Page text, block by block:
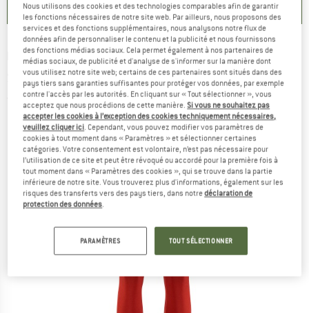
ULVANG - Women's Hero Tights Baselayer -
Sous-vêtement mérinos
(0)
Nous utilisons des cookies et des technologies comparables afin de garantir
les fonctions nécessaires de notre site web. Par ailleurs, nous proposons des
services et des fonctions supplémentaires, nous analysons notre flux de
données afin de personnaliser le contenu et la publicité et nous fournissons
des fonctions médias sociaux. Cela permet également à nos partenaires de
médias sociaux, de publicité et d'analyse de s'informer sur la manière dont
vous utilisez notre site web; certains de ces partenaires sont situés dans des
pays tiers sans garanties suffisantes pour protéger vos données, par exemple
contre l'accès par les autorités. En cliquant sur « Tout sélectionner », vous
acceptez que nous procédions de cette manière.Si vous ne souhaitez pas
accepter les cookies à l’exception des cookies techniquement nécessaires,
veuillez cliquer ici. Cependant, vous pouvez modifier vos paramètres de
cookies à tout moment dans « Paramètres » et sélectionner certaines
catégories. Votre consentement est volontaire, n’est pas nécessaire pour
l’utilisation de ce site et peut être révoqué ou accordé pour la première fois à
tout moment dans « Paramètres des cookies », qui se trouve dans la partie
inférieure de notre site. Vous trouverez plus d'informations, également sur les
risques des transferts vers des pays tiers, dans notredéclaration de
protection des données.
PARAMÈTRES TOUT SÉLECTIONNER